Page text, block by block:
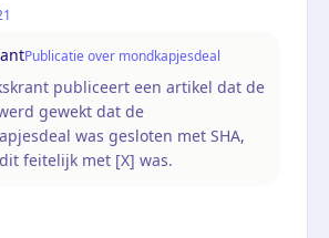
Publicatie over mondkapjesdeal
publiceert een artikel dat de
gewekt dat de
was gesloten met SHA,
feitelijk met [X] was.